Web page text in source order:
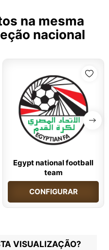
na mesma
nacional
Egypt national football
team
CONFIGURAR
VISUALIZAÇÃO?